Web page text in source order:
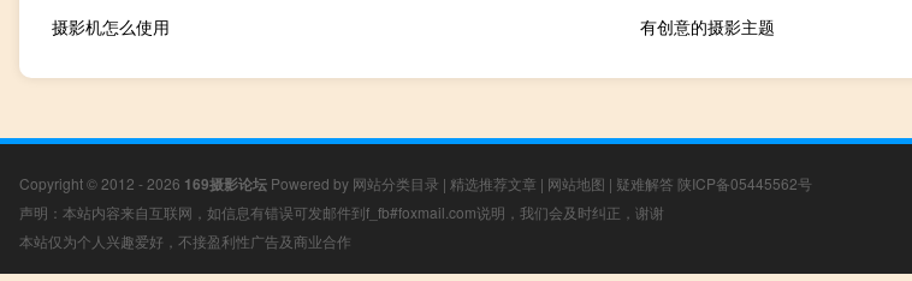
摄影机怎么使用
有创意的摄影主题
Copyright © 2012 - 2026 169摄影论坛 Powered by 网站分类目录 | 精选推荐文章 | 网站地图 | 疑难解答 陕ICP备05445562号
声明：本站内容来自互联网，如信息有错误可发邮件到f_fb#foxmail.com说明，我们会及时纠正，谢谢
本站仅为个人兴趣爱好，不接盈利性广告及商业合作